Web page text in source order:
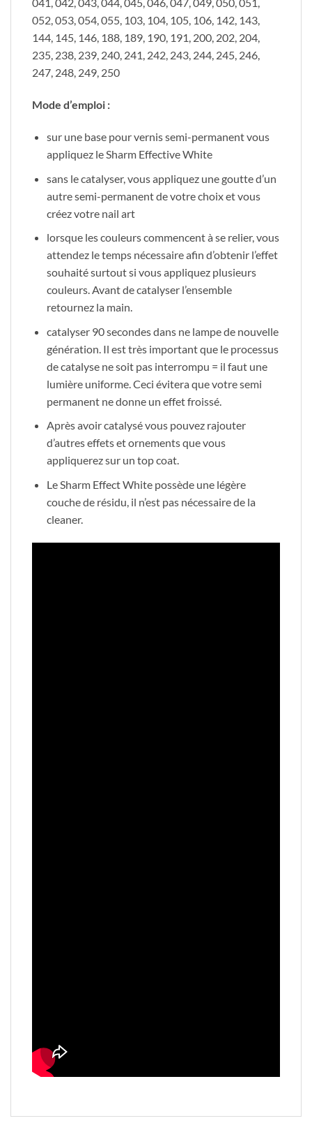
041, 042, 043, 044, 045, 046, 047, 049, 050, 051,
052, 053, 054, 055, 103, 104, 105, 106, 142, 143,
144, 145, 146, 188, 189, 190, 191, 200, 202, 204,
235, 238, 239, 240, 241, 242, 243, 244, 245, 246,
247, 248, 249, 250
Mode d’emploi :
sur une base pour vernis semi-permanent vous
appliquez le Sharm Effective White
sans le catalyser, vous appliquez une goutte d’un
autre semi-permanent de votre choix et vous
créez votre nail art
lorsque les couleurs commencent à se relier, vous
attendez le temps nécessaire afin d’obtenir l’effet
souhaité surtout si vous appliquez plusieurs
couleurs. Avant de catalyser l’ensemble
retournez la main.
catalyser 90 secondes dans ne lampe de nouvelle
génération. Il est très important que le processus
de catalyse ne soit pas interrompu = il faut une
lumière uniforme. Ceci évitera que votre semi
permanent ne donne un effet froissé.
Après avoir catalysé vous pouvez rajouter
d’autres effets et ornements que vous
appliquerez sur un top coat.
Le Sharm Effect White possède une légère
couche de résidu, il n’est pas nécessaire de la
cleaner.